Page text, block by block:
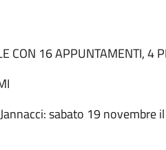
CON 16 APPUNTAMENTI, 4
sabato 19 novembre